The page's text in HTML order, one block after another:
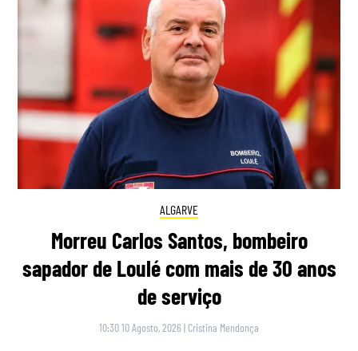
ALGARVE
Morreu Carlos Santos, bombeiro
sapador de Loulé com mais de 30 anos
de serviço
10:30 10 Agosto, 2026 | Cristina Mendonça